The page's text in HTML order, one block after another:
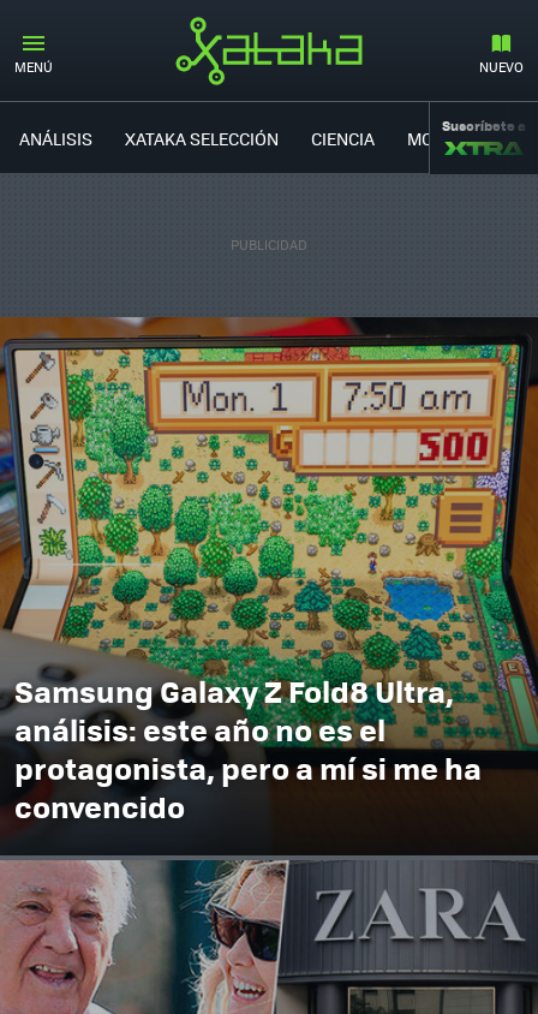
MENÚ NUEVO
ANÁLISIS XATAKA SELECCIÓN CIENCIA MOVILIDAD
Suscríbete a
Samsung Galaxy Z Fold8 Ultra,
análisis: este año no es el
protagonista, pero a mí si me ha
convencido